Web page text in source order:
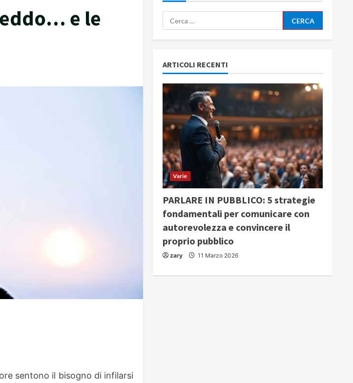
e le
sentono il bisogno di infilarsi
Ricerca
per:
ARTICOLI RECENTI
Varie
PARLARE IN PUBBLICO: 5 strategie
fondamentali per comunicare con
autorevolezza e convincere il
proprio pubblico
zary 11 Marzo 2026